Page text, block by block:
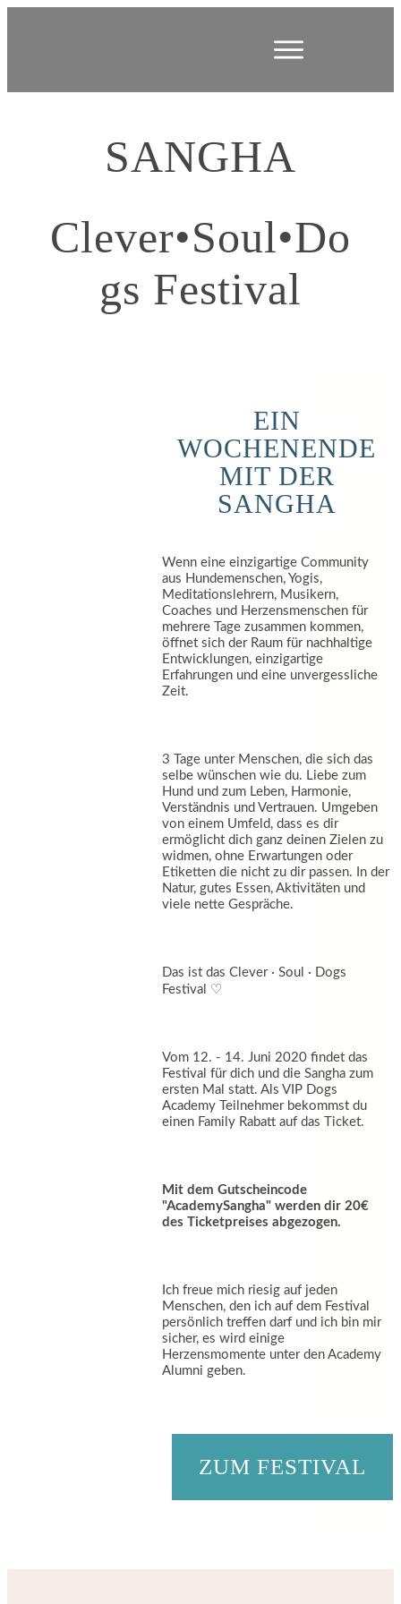
START
RESSOURCEN
ACADEMY
LOGOUT
SANGHA
Clever•Soul•Do
gs Festival
EIN
WOCHENENDE
MIT DER
SANGHA
Wenn eine einzigartige Community
aus Hundemenschen, Yogis,
Meditationslehrern, Musikern,
Coaches und Herzensmenschen für
mehrere Tage zusammen kommen,
öffnet sich der Raum für nachhaltige
Entwicklungen, einzigartige
Erfahrungen und eine unvergessliche
Zeit.
3 Tage unter Menschen, die sich das
selbe wünschen wie du. Liebe zum
Hund und zum Leben, Harmonie,
Verständnis und Vertrauen. Umgeben
von einem Umfeld, dass es dir
ermöglicht dich ganz deinen Zielen zu
widmen, ohne Erwartungen oder
Etiketten die nicht zu dir passen. In der
Natur, gutes Essen, Aktivitäten und
viele nette Gespräche.
Das ist das Clever · Soul · Dogs
Festival ♡
Vom 12. - 14. Juni 2020 findet das
Festival für dich und die Sangha zum
ersten Mal statt. Als VIP Dogs
Academy Teilnehmer bekommst du
einen Family Rabatt auf das Ticket.
Mit dem Gutscheincode
"AcademySangha" werden dir 20€
des Ticketpreises abgezogen.
Ich freue mich riesig auf jeden
Menschen, den ich auf dem Festival
persönlich treffen darf und ich bin mir
sicher, es wird einige
Herzensmomente unter den Academy
Alumni geben.
ZUM FESTIVAL